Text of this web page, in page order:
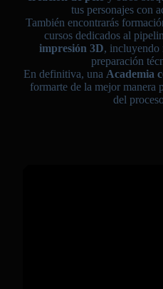
tus personajes con
También encontrarás
cursos dedicados al
impresión 3D, incluyendo
preparación
En definitiva, una Academia
formarte de la mejor manera
del